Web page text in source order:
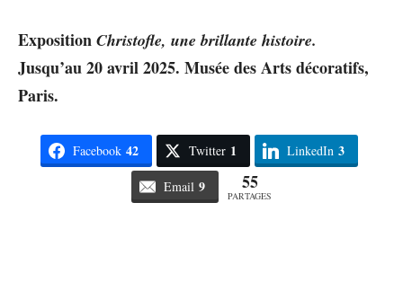
Exposition Christofle, une brillante histoire.
Jusqu’au 20 avril 2025. Musée des Arts décoratifs,
Paris.
Facebook 42 Twitter 1 LinkedIn 3
Email 9 55
PARTAGES